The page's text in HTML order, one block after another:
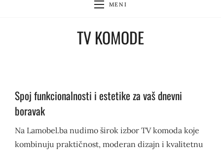
MENI
TV KOMODE
Spoj funkcionalnosti i estetike za vaš dnevni
boravak
Na Lamobel.ba nudimo širok izbor TV komoda koje
kombinuju praktičnost, moderan dizajn i kvalitetnu